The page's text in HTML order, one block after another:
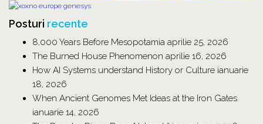
Posturi recente
8,000 Years Before Mesopotamia aprilie 25, 2026
The Burned House Phenomenon aprilie 16, 2026
How AI Systems understand History or Culture ianuarie
18, 2026
When Ancient Genomes Met Ideas at the Iron Gates
ianuarie 14, 2026